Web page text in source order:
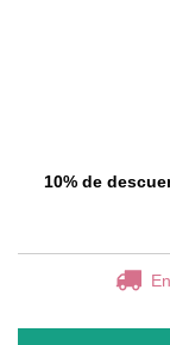
10% de